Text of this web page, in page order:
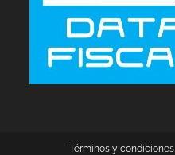
Términos y condiciones